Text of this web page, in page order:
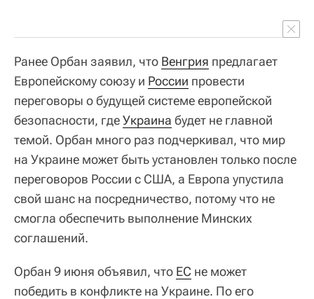
Ранее Орбан заявил, что Венгрия предлагает
Европейскому союзу и России провести
переговоры о будущей системе европейской
безопасности, гдеУкраина будет не главной
темой. Орбан много раз подчеркивал, что мир
на Украине может быть установлен только после
переговоров России с США, а Европа упустила
свой шанс на посредничество, потому что не
смогла обеспечить выполнение Минских
соглашений.
Орбан 9 июня объявил, что ЕС не может
победить в конфликте на Украине. По его